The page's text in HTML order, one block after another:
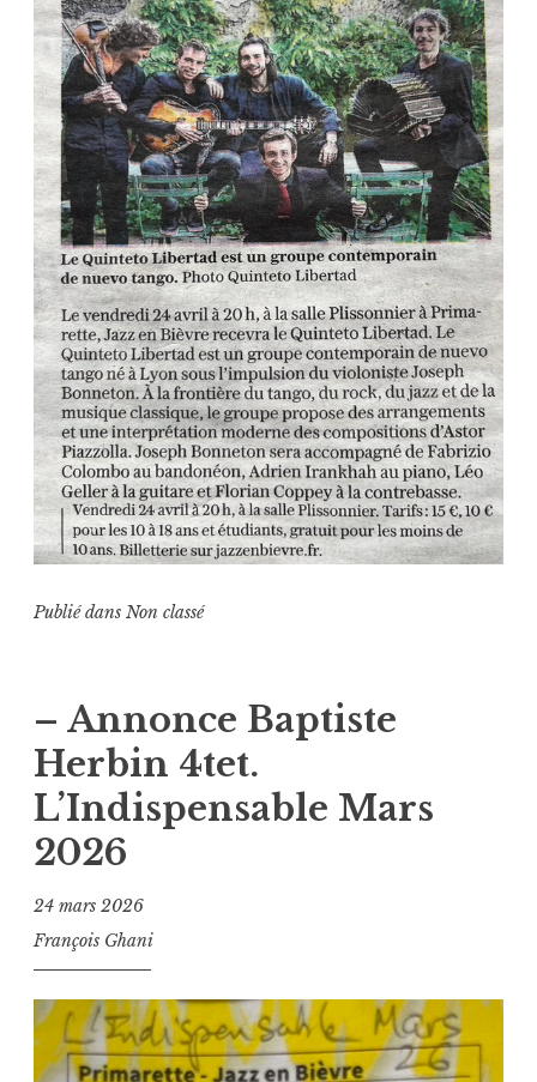
Publié dans Non classé
– Annonce Baptiste
Herbin 4tet.
L’Indispensable Mars
2026
24 mars 2026
François Ghani